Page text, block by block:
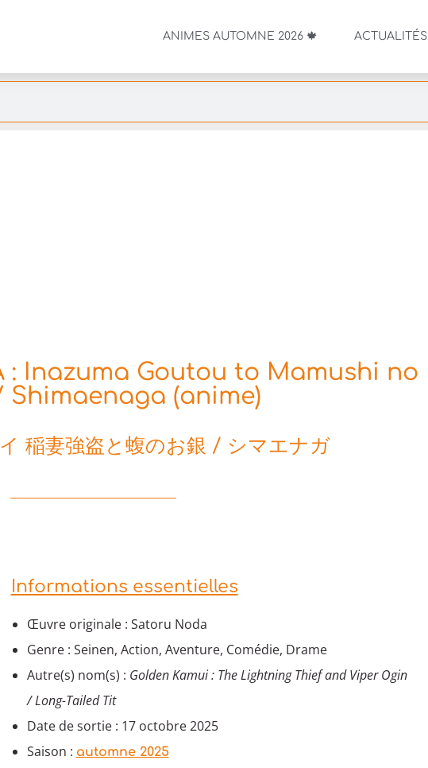
ANIMES AUTOMNE 2026 🍁 ACTUALITÉS
: Inazuma Goutou to Mamushi no
Shimaenaga (anime)
稲妻強盗と蝮のお銀 / シマエナガ
Informations essentielles
Œuvre originale : Satoru Noda
Genre : Seinen, Action, Aventure, Comédie, Drame
Autre(s) nom(s) : Golden Kamui : The Lightning Thief and Viper Ogin
/ Long-Tailed Tit
Date de sortie : 17 octobre 2025
Saison : automne 2025